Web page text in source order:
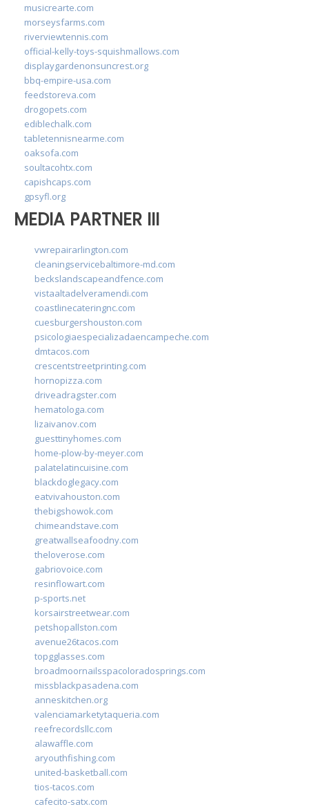
musicrearte.com
morseysfarms.com
riverviewtennis.com
official-kelly-toys-squishmallows.com
displaygardenonsuncrest.org
bbq-empire-usa.com
feedstoreva.com
drogopets.com
ediblechalk.com
tabletennisnearme.com
oaksofa.com
soultacohtx.com
capishcaps.com
gpsyfl.org
MEDIA PARTNER III
vwrepairarlington.com
cleaningservicebaltimore-md.com
beckslandscapeandfence.com
vistaaltadelveramendi.com
coastlinecateringnc.com
cuesburgershouston.com
psicologiaespecializadaencampeche.com
dmtacos.com
crescentstreetprinting.com
hornopizza.com
driveadragster.com
hematologa.com
lizaivanov.com
guesttinyhomes.com
home-plow-by-meyer.com
palatelatincuisine.com
blackdoglegacy.com
eatvivahouston.com
thebigshowok.com
chimeandstave.com
greatwallseafoodny.com
theloverose.com
gabriovoice.com
resinflowart.com
p-sports.net
korsairstreetwear.com
petshopallston.com
avenue26tacos.com
topgglasses.com
broadmoornailsspacoloradosprings.com
missblackpasadena.com
anneskitchen.org
valenciamarketytaqueria.com
reefrecordsllc.com
alawaffle.com
aryouthfishing.com
united-basketball.com
tios-tacos.com
cafecito-satx.com